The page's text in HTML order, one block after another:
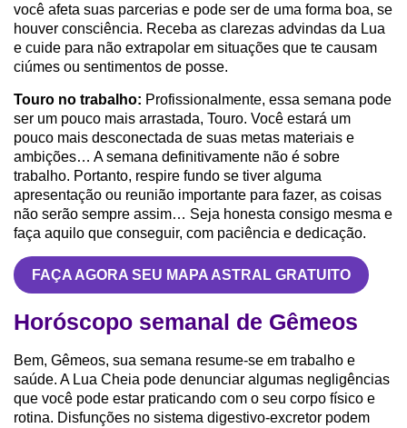
você afeta suas parcerias e pode ser de uma forma boa, se
houver consciência. Receba as clarezas advindas da Lua
e cuide para não extrapolar em situações que te causam
ciúmes ou sentimentos de posse.
Touro no trabalho: Profissionalmente, essa semana pode
ser um pouco mais arrastada, Touro. Você estará um
pouco mais desconectada de suas metas materiais e
ambições… A semana definitivamente não é sobre
trabalho. Portanto, respire fundo se tiver alguma
apresentação ou reunião importante para fazer, as coisas
não serão sempre assim… Seja honesta consigo mesma e
faça aquilo que conseguir, com paciência e dedicação.
FAÇA AGORA SEU MAPA ASTRAL GRATUITO
Horóscopo semanal de Gêmeos
Bem, Gêmeos, sua semana resume-se em trabalho e
saúde. A Lua Cheia pode denunciar algumas negligências
que você pode estar praticando com o seu corpo físico e
rotina. Disfunções no sistema digestivo-excretor podem